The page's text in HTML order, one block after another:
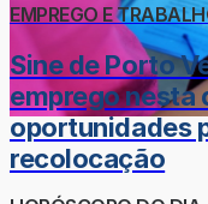
EMPREGO E
Sine de Porto
emprego nesta
oportunidades
recolocação